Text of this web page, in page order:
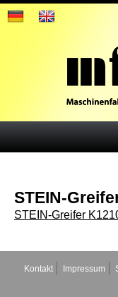
Aktuelles
Referenzen
Weitere
STEIN-
STEIN-Greifer
Kontakt Impressum